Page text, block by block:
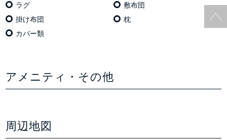
ラグ
敷布団
掛け布団
枕
カバー類
アメニティ・その他
周辺地図